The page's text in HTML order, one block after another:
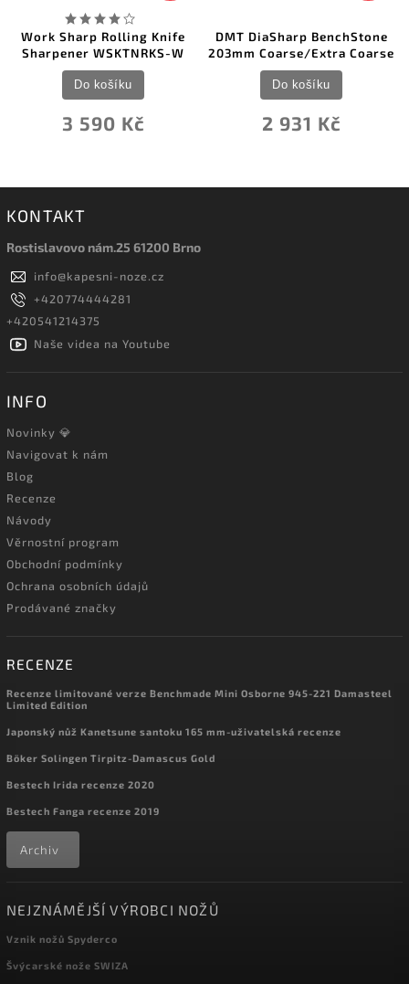
Work Sharp Rolling Knife
Sharpener WSKTNRKS-W
3 590 Kč
Do košíku
DMT DiaSharp BenchStone
203mm Coarse/Extra Coarse
2 931 Kč
Do košíku
KONTAKT
Rostislavovo nám.25 61200 Brno
info@kapesni-noze.cz
+420774444281
+420541214375
Naše videa na Youtube
INFO
Novinky 💎
Navigovat k nám
Blog
Recenze
Návody
Věrnostní program
Obchodní podmínky
Ochrana osobních údajů
Prodávané značky
RECENZE
Recenze limitované verze Benchmade Mini Osborne 945-221 Damasteel
Limited Edition
Japonský nůž Kanetsune santoku 165 mm-uživatelská recenze
Böker Solingen Tirpitz-Damascus Gold
Bestech Irida recenze 2020
Bestech Fanga recenze 2019
Archiv
NEJZNÁMĚJŠÍ VÝROBCI NOŽŮ
Vznik nožů Spyderco
Švýcarské nože SWIZA